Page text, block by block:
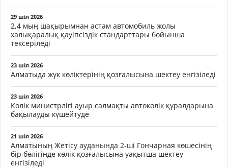
29 шіл 2026
2,4 мың шақырымнан астам автомобиль жолы
халықаралық қауіпсіздік стандарттары бойынша
тексеріледі
23 шіл 2026
Алматыда жүк көліктерінің қозғалысына шектеу енгізіледі
23 шіл 2026
Көлік министрлігі ауыр салмақты автокөлік құралдарына
бақылауды күшейтуде
21 шіл 2026
Алматының Жетісу ауданында 2-ші Гончарная көшесінің
бір бөлігінде көлік қозғалысына уақытша шектеу
енгізіледі